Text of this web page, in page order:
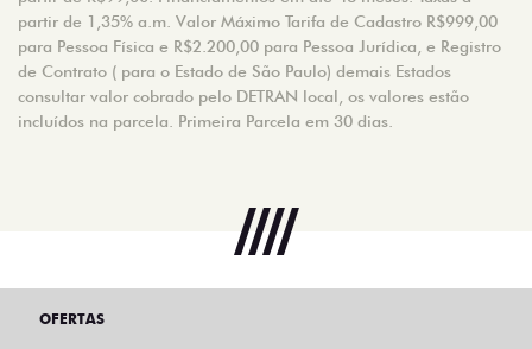
partir de 1,35% a.m. Valor Máximo Tarifa de Cadastro R$999,00
para Pessoa Física e R$2.200,00 para Pessoa Jurídica, e Registro
de Contrato ( para o Estado de São Paulo) demais Estados
consultar valor cobrado pelo DETRAN local, os valores estão
incluídos na parcela. Primeira Parcela em 30 dias.
OFERTAS